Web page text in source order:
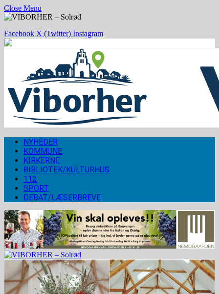
Close Menu
Facebook X (Twitter) Instagram
NYHEDER
KOMMUNE
KIRKERNE
BIBLIOTEK/KULTURHUS
112
SPORT
DEBAT/LÆSERBREVE